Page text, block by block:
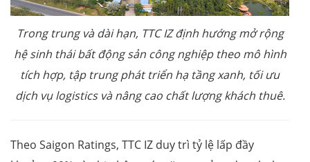
Trong trung và dài hạn, TTC IZ định hướng mở rộng
hệ sinh thái bất động sản công nghiệp theo mô hình
tích hợp, tập trung phát triển hạ tầng xanh, tối ưu
dịch vụ logistics và nâng cao chất lượng khách thuê.
Theo Saigon Ratings, TTC IZ duy trì tỷ lệ lấp đầy